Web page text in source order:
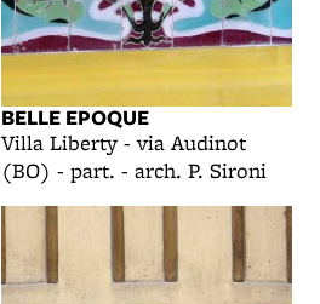
BELLE EPOQUE
Villa Liberty - via Audinot
(BO) - part. - arch. P. Sironi